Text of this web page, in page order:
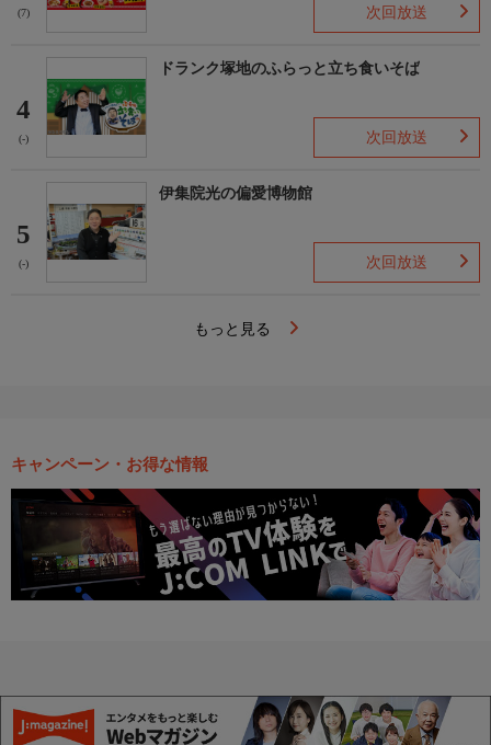
(7) 次回放送
4
(-)
ドランク塚地のふらっと立ち食いそば
次回放送
5
(-)
伊集院光の偏愛博物館
次回放送
もっと見る
キャンペーン・お得な情報